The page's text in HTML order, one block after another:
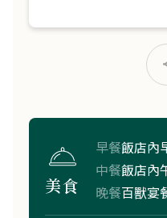
美食
早餐飯店內
中餐飯店內
晚餐百獸宴
$219,900